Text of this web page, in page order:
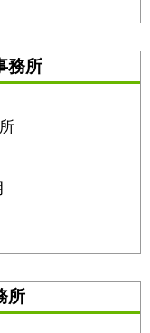
務所
所